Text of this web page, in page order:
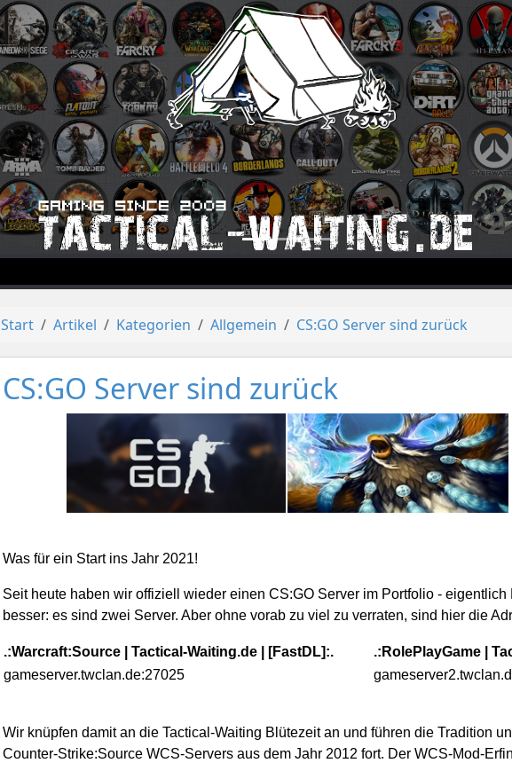
Start Artikel Kategorien Allgemein CS:GO Server sind zurück
CS:GO Server sind zurück
Was für ein Start ins Jahr 2021!
Seit heute haben wir offiziell wieder einen CS:GO Server im Portfolio - eigentlich
besser: es sind zwei Server. Aber ohne vorab zu viel zu verraten, sind hier die
.:Warcraft:Source | Tactical-Waiting.de | [FastDL]:.
.:RolePlayGame |
gameserver.twclan.de:27025
Wir knüpfen damit an die Tactical-Waiting Blütezeit an und führen die Tradition
Counter-Strike:Source WCS-Servers aus dem Jahr 2012 fort. Der WCS-Mod-